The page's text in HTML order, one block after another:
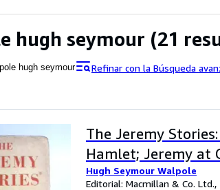
hugh seymour (21
hugh seymour Refinar con la Búsqueda
The Jeremy
Hamlet; Jeremy at
Hugh Seymour Walpole
Editorial: Macmillan & Co. Ltd.,